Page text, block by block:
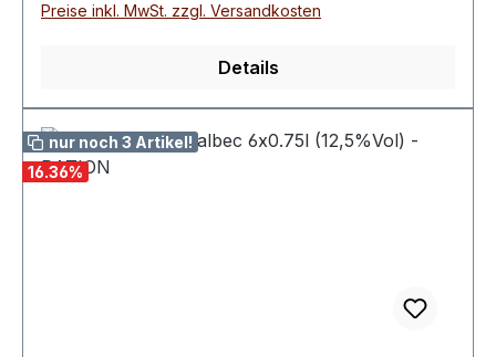
Preise inkl. MwSt. zzgl. Versandkosten
Details
nur noch 3 Artikel!
16.36%